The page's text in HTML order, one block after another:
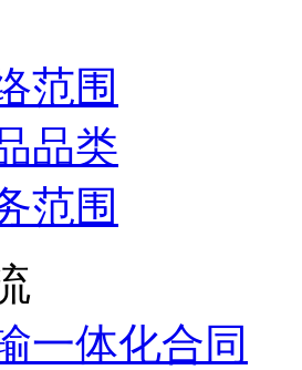
范围
品类
范围
一体化合同